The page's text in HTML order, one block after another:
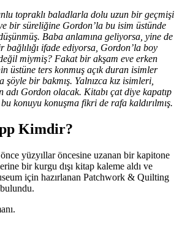
topraklı baladlarla dolu uzun bir geçmişi
bir süreliğine Gordon’la bu isim üstünde
Baba anlamına geliyorsa, yine de
bağlılığı ifade ediyorsa, Gordon’la boy
miymiş? Fakat bir akşam eve erken
üstüne ters konmuş açık duran isimler
şöyle bir bakmış. Yalnızca kız isimleri,
adı Gordon olacak. Kitabı çat diye kapatıp
konuyu konuşma fikri de rafa kaldırılmış.
Kimdir?
yüzyıllar öncesine uzanan bir kapitone
bir kurgu dışı kitap kaleme aldı ve
için hazırlanan Patchwork & Quilting
bulundu.